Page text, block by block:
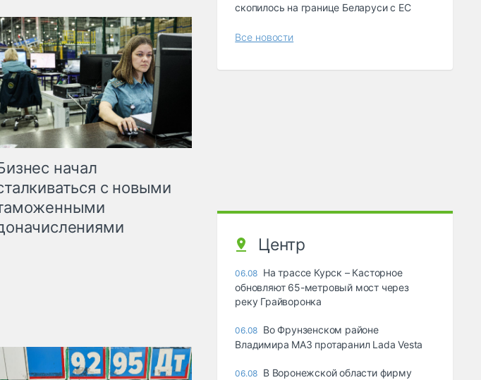
начал
с новыми
скопилось на границе Беларуси с ЕС
Все новости
Центр
06.08 На трассе Курск – Касторное
обновляют 65-метровый мост через
реку Грайворонка
06.08 Во Фрунзенском районе
Владимира МАЗ протаранил Lada Vesta
06.08 В Воронежской области фирму